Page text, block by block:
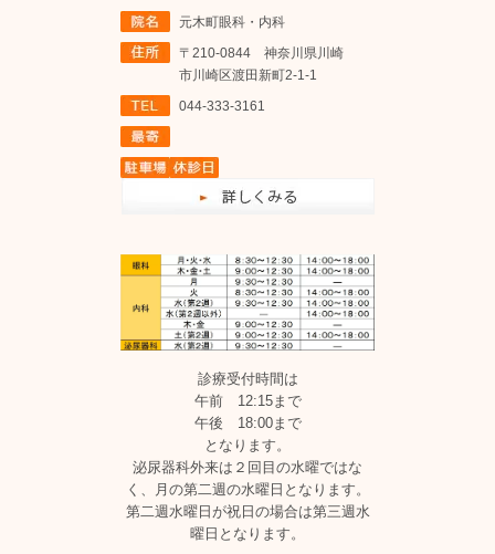
元木町眼科・内科
〒210-0844 神奈川県川崎
市川崎区渡田新町2-1-1
044-333-3161
診療受付時間は
午前 12:15まで
午後 18:00まで
となります。
泌尿器科外来は２回目の水曜ではな
く、月の第二週の水曜日となります。
第二週水曜日が祝日の場合は第三週水
曜日となります。